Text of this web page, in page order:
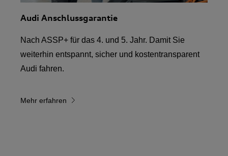
Audi Anschlussgarantie
Nach ASSP+ für das 4. und 5. Jahr. Damit Sie
weiterhin entspannt, sicher und kostentransparent
Audi fahren.
Mehr erfahren